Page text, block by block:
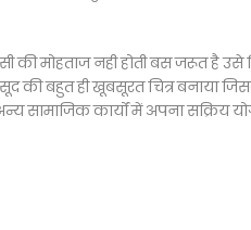
की मोहताज नही होती बस जरूत है उसे
सूद की बहुत ही खूबसूरत चित्र बनाया
सामाजिक कार्यों में अपना सक्रिय